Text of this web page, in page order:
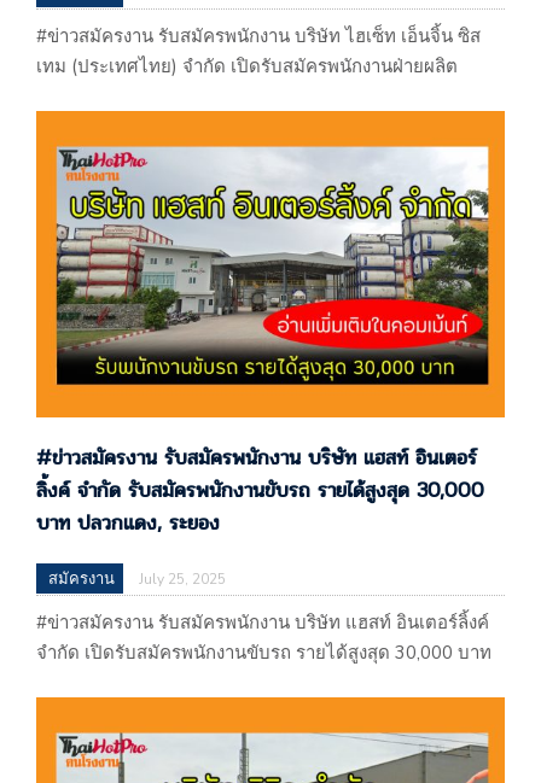
#ข่าวสมัครงาน รับสมัครพนักงาน บริษัท ไฮเซ็ท เอ็นจิ้น ซิส
เทม (ประเทศไทย) จำกัด เปิดรับสมัครพนักงานฝ่ายผลิต
(ประเทศไทย) จำกัด เปิดรับสมัครพนักงานฝ่ายผลิต สวัสดิการ
ดี มีสมัครออนไลน์ ปลวกแดง, ระยอง ประกาศ 29/07/68
บริษัท ไฮเซ็ท เอ็นจิ้น ซิสเทม (ประเทศไทย) จำกัด…
#ข่าวสมัครงาน รับสมัครพนักงาน บริษัท แฮสท์ อินเตอร์
ลิ้งค์ จำกัด รับสมัครพนักงานขับรถ รายได้สูงสุด 30,000
บาท ปลวกแดง, ระยอง
สมัครงาน July 25, 2025
#ข่าวสมัครงาน รับสมัครพนักงาน บริษัท แฮสท์ อินเตอร์ลิ้งค์
จำกัด เปิดรับสมัครพนักงานขับรถ รายได้สูงสุด 30,000 บาท
สูงสุด 30,000 บาท ปลวกแดง, ระยอง ประกาศ 25/07/68
บริษัท แฮสท์ อินเตอร์ลิ้งค์ จำกัด 7 Amata City Industrial…